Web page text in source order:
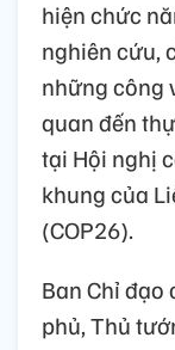
hiện chức
nghiên cứu,
những công
quan đến
tại Hội nghị
khung của
(COP26).
Ban Chỉ đạo
phủ, Thủ